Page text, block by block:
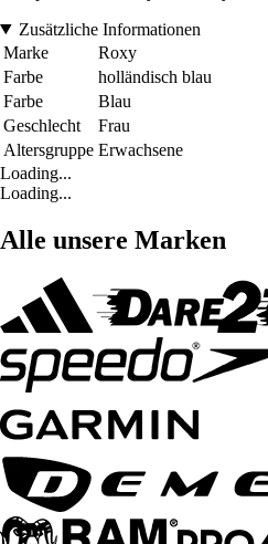
Zusätzliche Informationen
Marke
Roxy
Farbe
holländisch blau
Farbe
Blau
Geschlecht
Frau
Altersgruppe Erwachsene
Loading...
Loading...
Alle unsere Marken